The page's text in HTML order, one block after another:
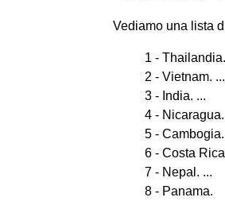
Vediamo una lista
1 -
2 - Vietnam. ...
3 - India. ...
4 - Nicaragua.
5 - Cambogia.
6 - Costa
7 - Nepal. ...
8 - Panama.